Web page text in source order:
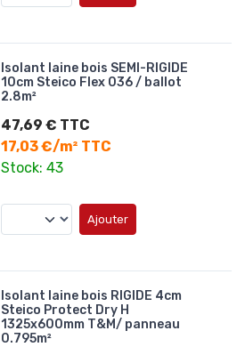
Isolant laine bois SEMI-RIGIDE
10cm Steico Flex 036 / ballot
2.8m²
47,69 € TTC
17,03 €/m² TTC
Stock: 43
Ajouter
Isolant laine bois RIGIDE 4cm
Steico Protect Dry H
1325x600mm T&M/ panneau
0.795m²